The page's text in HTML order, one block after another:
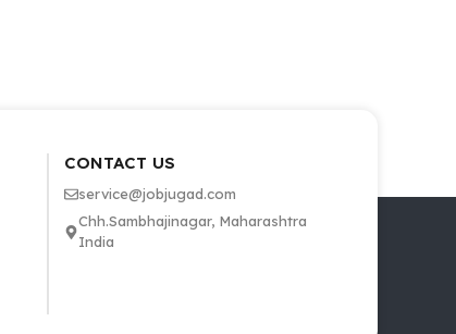
CONTACT US
service@jobjugad.com
Chh.Sambhajinagar, Maharashtra
India